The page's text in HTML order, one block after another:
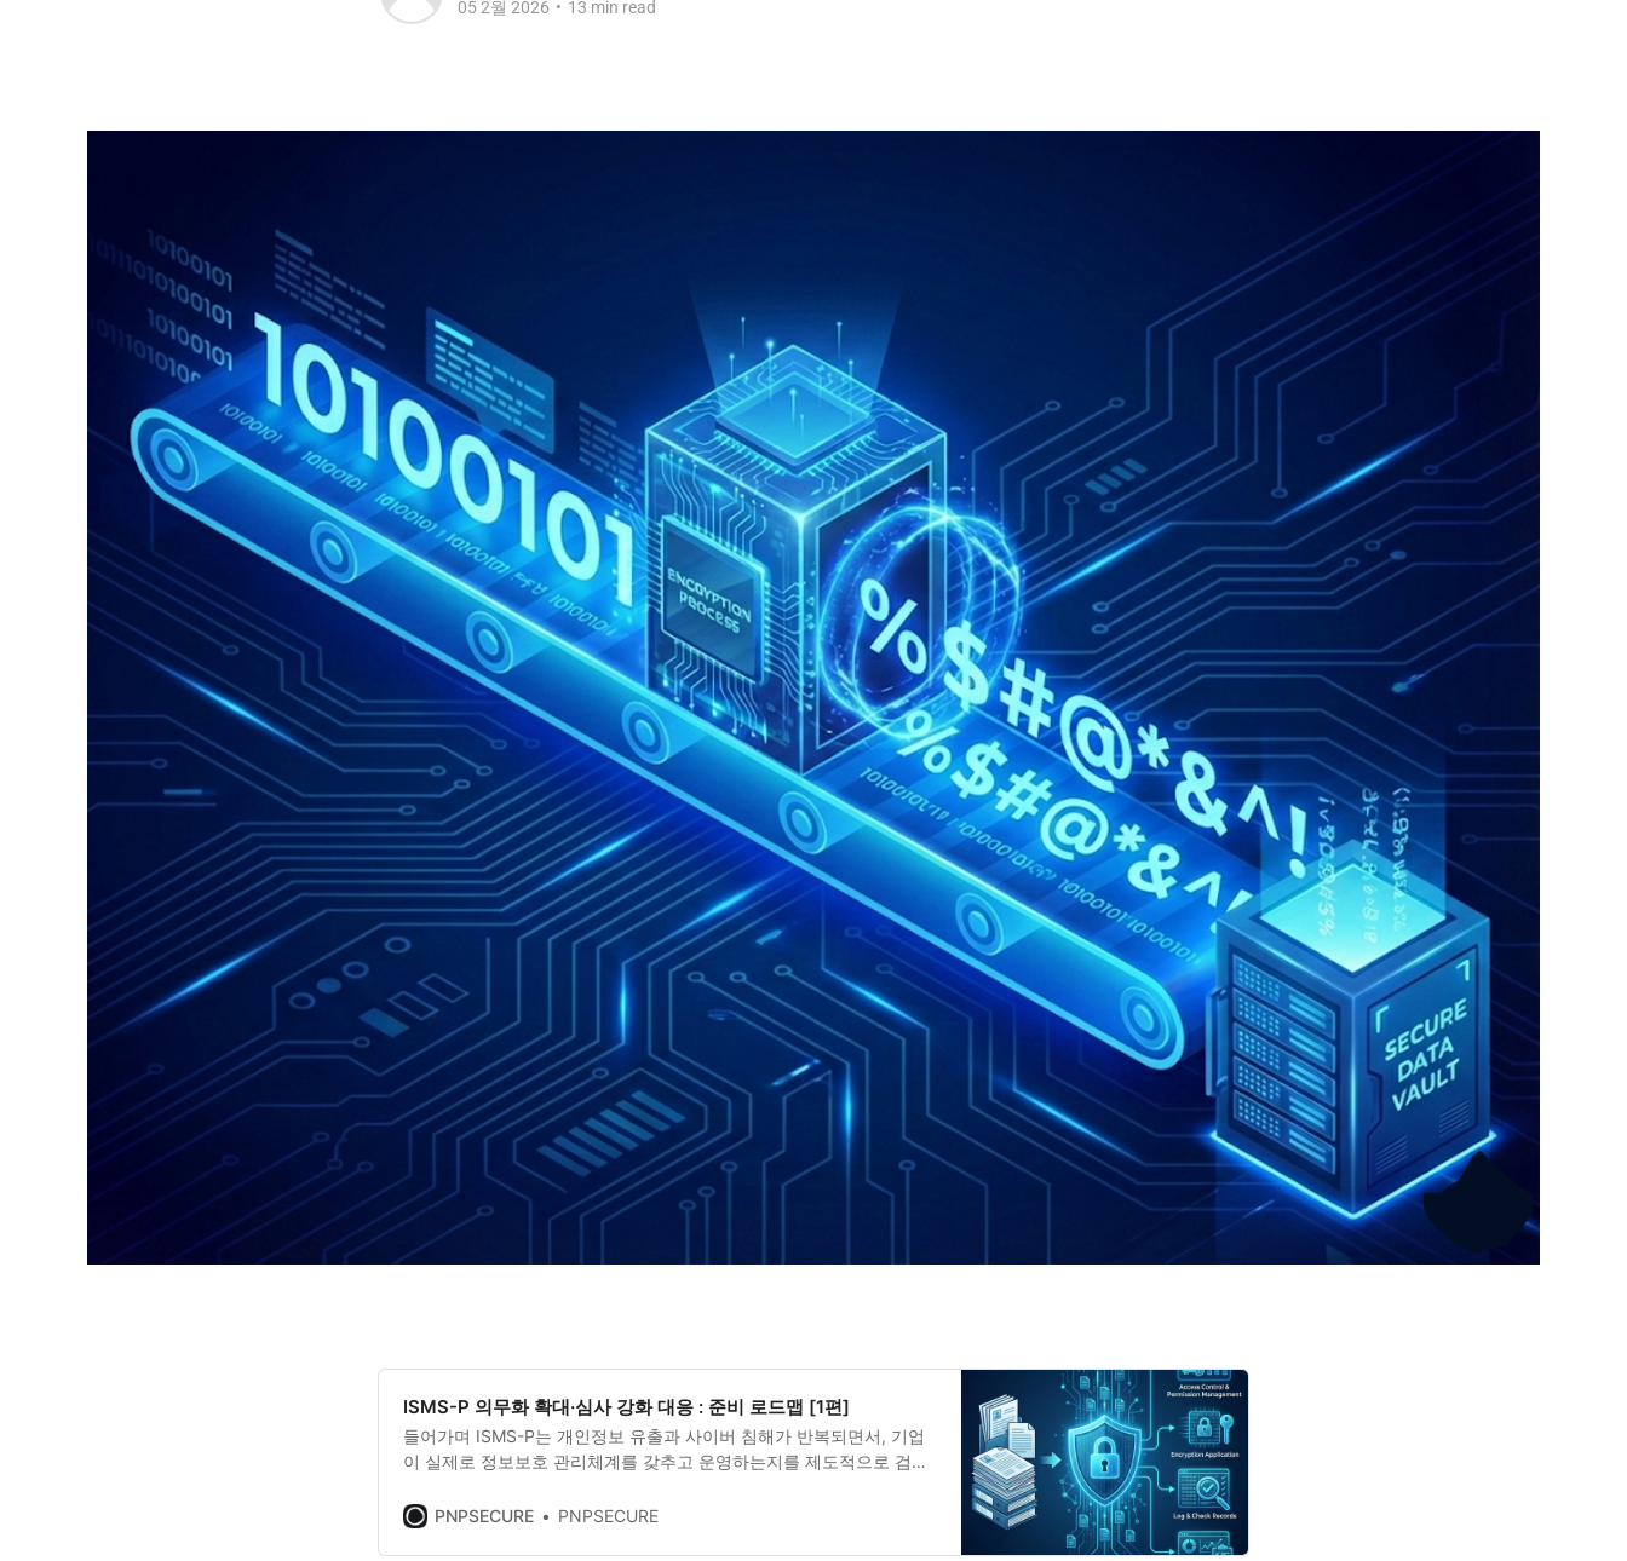
05 2월 2026 • 13 min read
ISMS-P 의무화 확대·심사 강화 대응 : 준비 로드맵 [1편]
들어가며 ISMS-P는 개인정보 유출과 사이버 침해가 반복되면서, 기업
이 실제로 정보보호 관리체계를 갖추고 운영하는지를 제도적으로 검증
만으로는 사고를 막기 어렵다는 현실이 누적되면서, 정보보호와 개인정
PNPSECURE PNPSECURE